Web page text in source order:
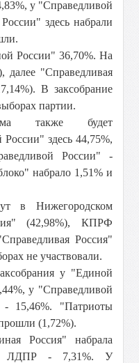
у "Справедливой
здесь набрали
России" 36,70%. На
"Справедливая
В заксобрание
партии.
также будет
здесь 44,75%,
России" -
набрало 1,51% и
в Нижегородском
(42,98%), КПРФ
Россия"
не участвовали.
у "Единой
у "Справедливой
15,46%. "Патриоты
(1,72%).
Россия" набрала
ЛДПР - 7,31%. У